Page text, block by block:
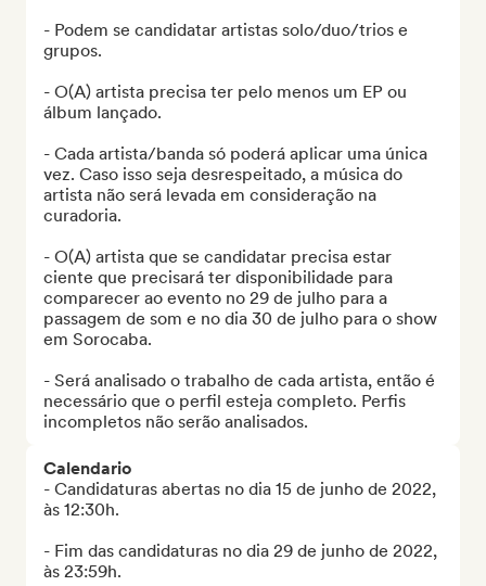
- Podem se candidatar artistas solo/duo/trios e
grupos.
- O(A) artista precisa ter pelo menos um EP ou
álbum lançado.
- Cada artista/banda só poderá aplicar uma única
vez. Caso isso seja desrespeitado, a música do
artista não será levada em consideração na
curadoria.
- O(A) artista que se candidatar precisa estar
ciente que precisará ter disponibilidade para
comparecer ao evento no 29 de julho para a
passagem de som e no dia 30 de julho para o show
em Sorocaba.
- Será analisado o trabalho de cada artista, então é
necessário que o perfil esteja completo. Perfis
incompletos não serão analisados.
Calendario
- Candidaturas abertas no dia 15 de junho de 2022,
às 12:30h.
- Fim das candidaturas no dia 29 de junho de 2022,
às 23:59h.